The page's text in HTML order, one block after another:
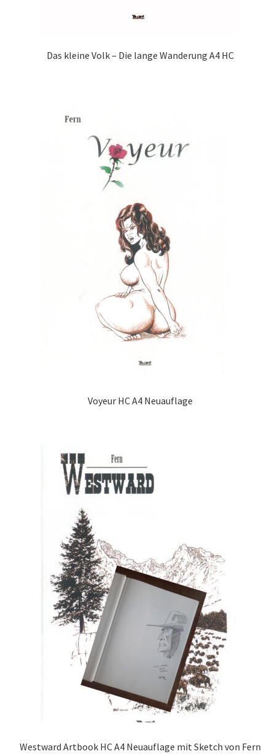
Das kleine Volk – Die lange Wanderung A4 HC
Voyeur HC A4 Neuauflage
Westward Artbook HC A4 Neuauflage mit Sketch von Fern